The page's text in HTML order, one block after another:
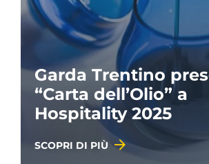
Garda Trentino
“Carta dell’Olio” a
Hospitality 2025
SCOPRI DI PIÙ